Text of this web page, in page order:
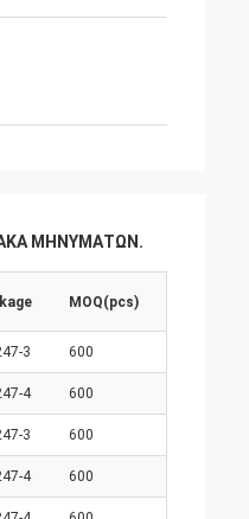
ΜΗΝΥΜΆΤΩΝ.
MOQ(pcs)
3 600
4 600
3 600
4 600